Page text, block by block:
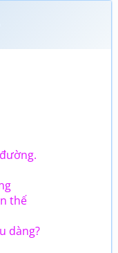
thế
dàng?